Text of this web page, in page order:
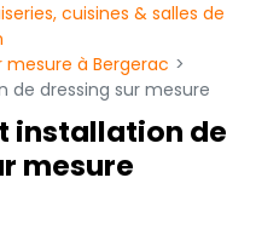
cuisines & salles de
à Bergerac
de dressing sur mesure
installation de
mesure